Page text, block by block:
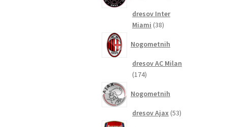
dresov Inter
Miami 3838
Nogometnih
dresov AC Milan
174174
Nogometnih
dresov Ajax 5353